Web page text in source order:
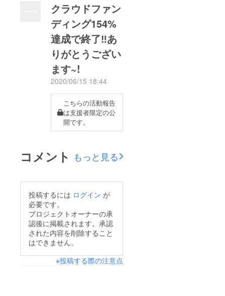
クラウドファン
ディング154%
達成で終了‼あ
りがとうござい
ます~!
2020/06/15 18:44
こちらの活動報告
は支援者限定の公
開です。
コメント もっと見る
投稿するには ログイン が
必要です。
プロジェクトオーナーの承
認後に掲載されます。承認
された内容を削除すること
はできません。
※投稿する際の注意点